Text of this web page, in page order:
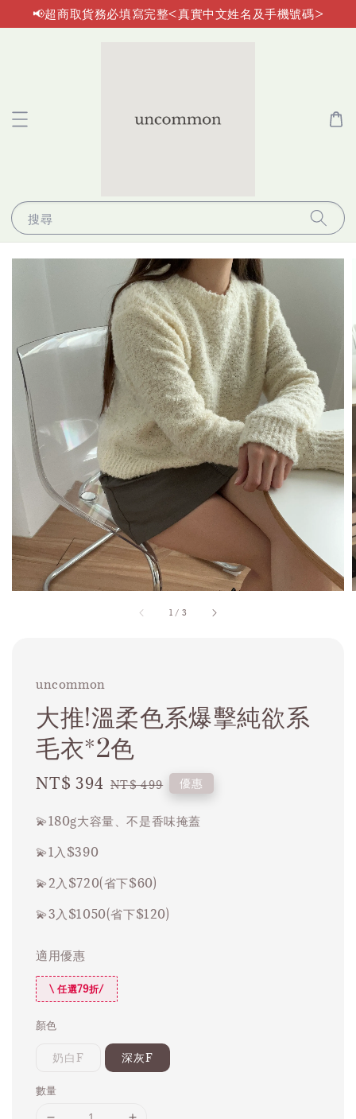
📢超商取貨務必填寫完整<真實中文姓名及手機號碼>
搜尋
1 / 3
uncommon
大推!溫柔色系爆擊純欲系
毛衣*2色
Sale
NT$ 394 Regular
NT$ 499 優惠
💫180g大容量、不是香味掩蓋
💫1入$390
💫2入$720(省下$60)
💫3入$1050(省下$120)
適用優惠
\ 任選79折/
顏色
奶白F 深灰F
數量